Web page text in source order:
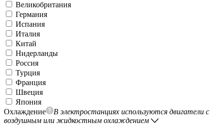
Великобритания
Германия
Испания
Италия
Китай
Нидерланды
Россия
Турция
Франция
Швеция
Япония
Охлаждение
В электростанциях используются двигатели с
воздушным или жидкостным охлаждением